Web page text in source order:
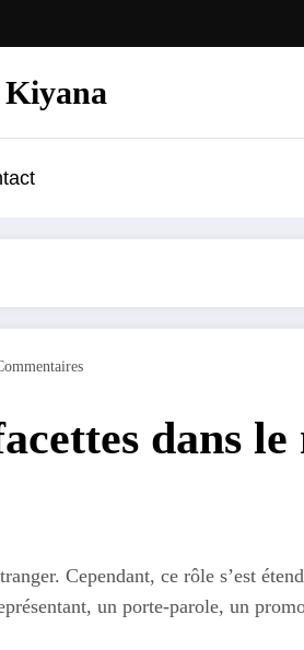
dans le
Cependant, ce rôle s’est
un porte-parole, un